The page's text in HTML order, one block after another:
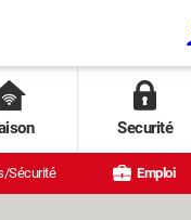
Securité
Sécurité Emploi